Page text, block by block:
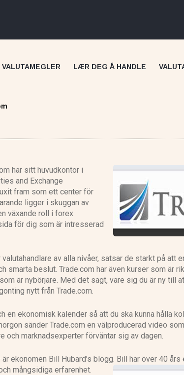
VALUTAMEGLER LÆR DEG Å HANDLE
har sitt huvudkontor i
and Exchange
fram som ett center för
ligger i skuggan av
växande roll i forex
för dig som är intresserad
av alla nivåer, satsar de starkt på att
smarta beslut. Trade.com har även kurser som är
är nybörjare. Med det sagt, vare sig du är ny till
nytt från Trade.com.
en ekonomisk kalender så att du ska kunna hålla
sänder Trade.com en välproducerad video
och marknadsexperter förväntar sig av dagen.
ekonomen Bill Hubard’s blogg. Bill har över 40
mångsidiga erfarenhet.